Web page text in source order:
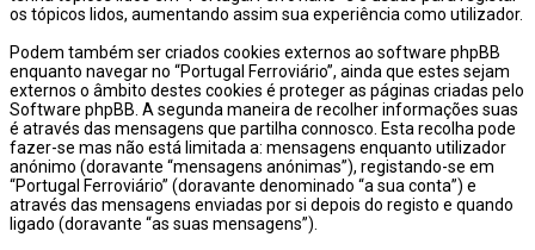
os tópicos lidos, aumentando assim sua experiência como utilizador.
Podem também ser criados cookies externos ao software phpBB
enquanto navegar no “Portugal Ferroviário”, ainda que estes sejam
externos o âmbito destes cookies é proteger as páginas criadas pelo
Software phpBB. A segunda maneira de recolher informações suas
é através das mensagens que partilha connosco. Esta recolha pode
fazer-se mas não está limitada a: mensagens enquanto utilizador
anónimo (doravante “mensagens anónimas”), registando-se em
“Portugal Ferroviário” (doravante denominado “a sua conta”) e
através das mensagens enviadas por si depois do registo e quando
ligado (doravante “as suas mensagens”).